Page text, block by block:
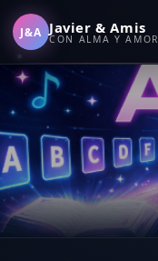
J&A Javier & Amis
CON ALMA Y AMOR
✶
✶
✶
✶
✶